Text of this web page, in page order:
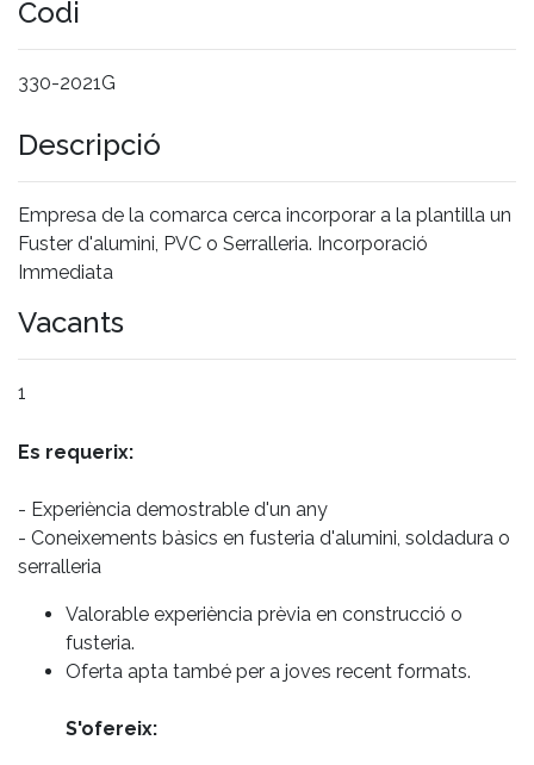
Codi
330-2021G
Descripció
Empresa de la comarca cerca incorporar a la plantilla un
Fuster d'alumini, PVC o Serralleria. Incorporació
Immediata
Vacants
1
Es requerix:
- Experiència demostrable d'un any
- Coneixements bàsics en fusteria d'alumini, soldadura o
serralleria
Valorable experiència prèvia en construcció o
fusteria.
Oferta apta també per a joves recent formats.
S'ofereix: